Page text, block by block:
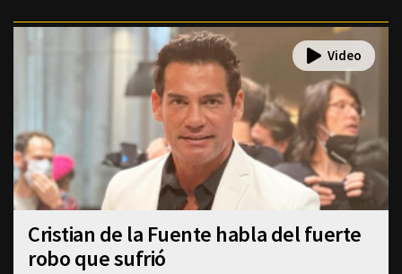
Cristian de la Fuente habla del fuerte
robo que sufrió